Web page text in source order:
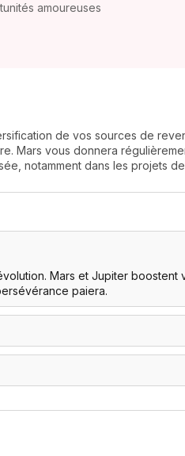
amoureuses
de vos sources de
Mars vous donnera
notamment dans les projets
Mars et Jupiter boostent
paiera.